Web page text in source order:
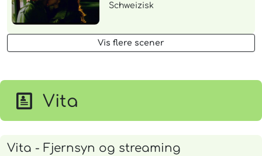
Schweizisk
Vis flere scener
Vita
Vita - Fjernsyn og streaming